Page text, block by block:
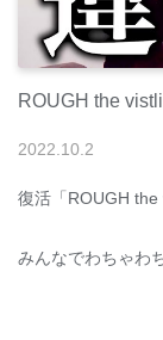
ROUGH the
2022 10 2
復活「ROUGH the
みんなでわちゃわ